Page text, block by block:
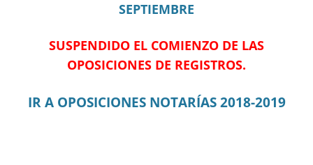
SEPTIEMBRE
SUSPENDIDO EL COMIENZO DE LAS
OPOSICIONES DE REGISTROS.
IR A OPOSICIONES NOTARÍAS 2018-2019